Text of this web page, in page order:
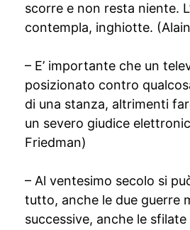
scorre e non resta niente.
contempla, inghiotte.
– E’ importante che un
posizionato contro
di una stanza, altrimenti
un severo giudice
Friedman)
– Al ventesimo secolo si
tutto, anche le due guerre
successive, anche le